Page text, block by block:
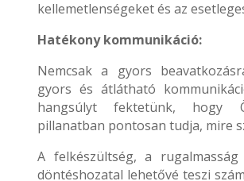
kellemetlenségeket és az
Hatékony kommunikáció:
Nemcsak a gyors
gyors és átlátható
hangsúlyt fektetünk, hogy
pillanatban pontosan tudja, mire
A felkészültség, a
döntéshozatal lehetővé teszi